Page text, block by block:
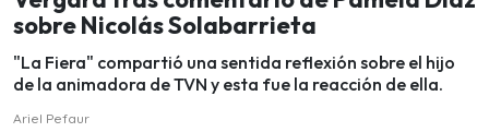
sobre Nicolás Solabarrieta
"La Fiera" compartió una sentida reflexión sobre el hijo
de la animadora de TVN y esta fue la reacción de ella.
Ariel Pefaur